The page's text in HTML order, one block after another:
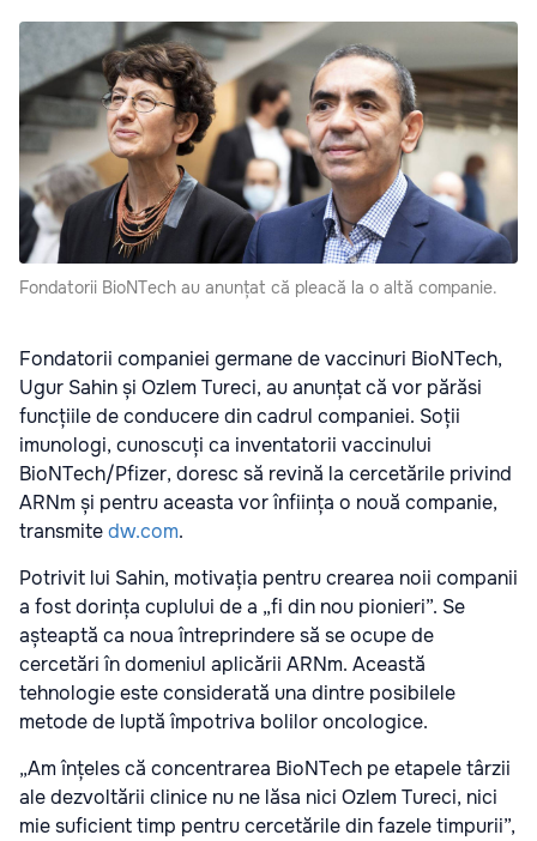
Fondatorii BioNTech au anunțat că pleacă la o altă companie.
Fondatorii companiei germane de vaccinuri BioNTech,
Ugur Sahin și Ozlem Tureci, au anunțat că vor părăsi
funcțiile de conducere din cadrul companiei. Soții
imunologi, cunoscuți ca inventatorii vaccinului
BioNTech/Pfizer, doresc să revină la cercetările privind
ARNm și pentru aceasta vor înființa o nouă companie,
transmitedw.com.
Potrivit lui Sahin, motivația pentru crearea noii companii
a fost dorința cuplului de a „fi din nou pionieri”. Se
așteaptă ca noua întreprindere să se ocupe de
cercetări în domeniul aplicării ARNm. Această
tehnologie este considerată una dintre posibilele
metode de luptă împotriva bolilor oncologice.
„Am înțeles că concentrarea BioNTech pe etapele târzii
ale dezvoltării clinice nu ne lăsa nici Ozlem Tureci, nici
mie suficient timp pentru cercetările din fazele timpurii”,